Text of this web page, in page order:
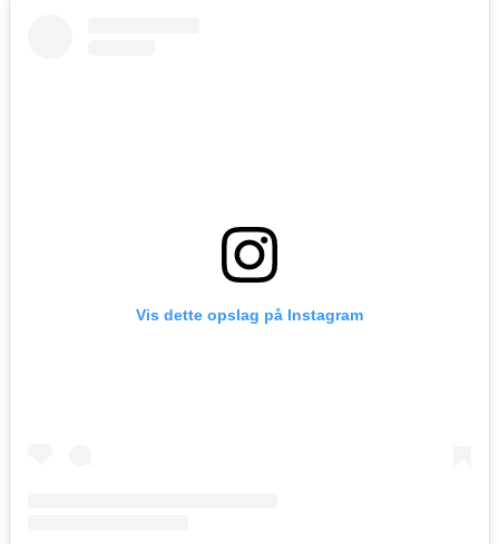
Vis dette opslag på Instagram